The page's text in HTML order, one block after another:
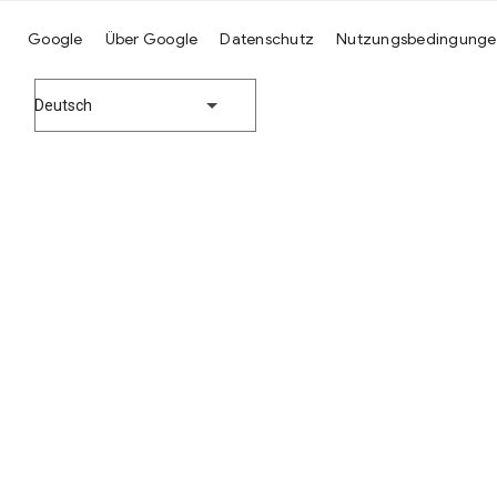
Google Über Google Datenschutz
Deutsch